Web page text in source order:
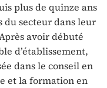
plus de quinze ans
du secteur dans leur
avoir débuté
d’établissement,
dans le conseil en
et la formation en